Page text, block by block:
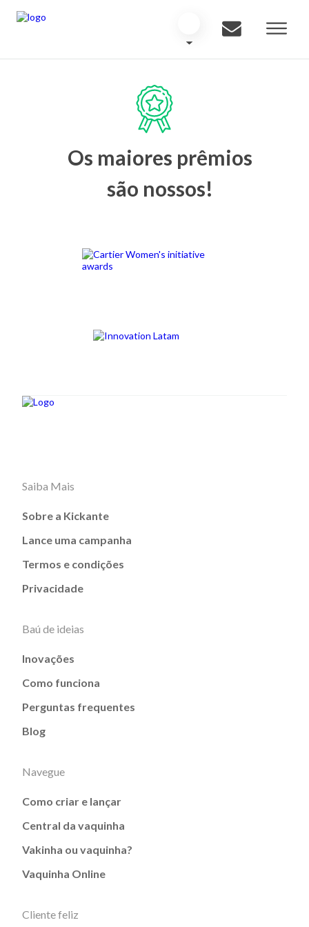
Os maiores prêmios
são nossos!
Saiba Mais
Sobre a Kickante
Lance uma campanha
Termos e condições
Privacidade
Baú de ideias
Inovações
Como funciona
Perguntas frequentes
Blog
Navegue
Como criar e lançar
Central da vaquinha
Vakinha ou vaquinha?
Vaquinha Online
Cliente feliz